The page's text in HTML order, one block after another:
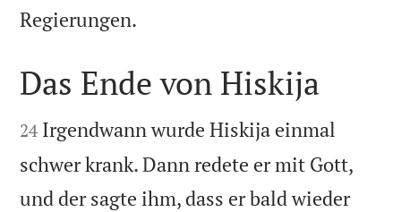
Regierungen.

Das Ende von Hiskija

24 Irgendwann wurde Hiskija einmal
schwer krank. Dann redete er mit Gott,
und der sagte ihm, dass er bald wieder